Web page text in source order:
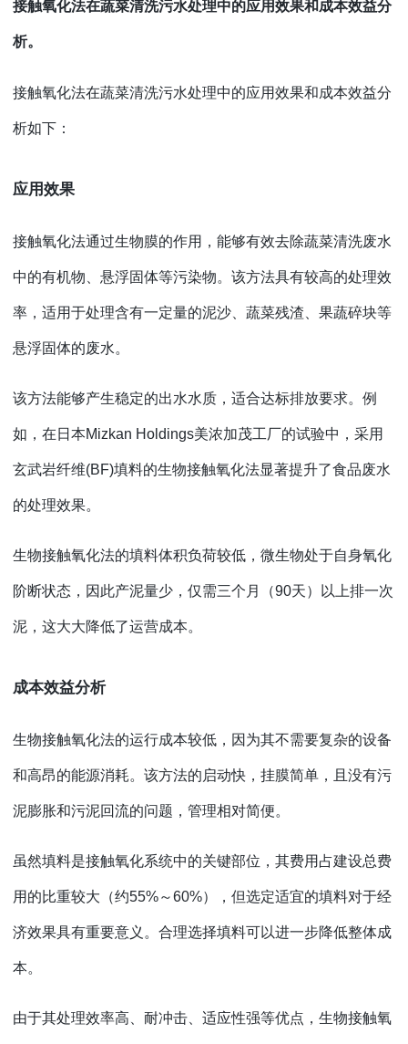
接触氧化法在蔬菜清洗污水处理中的应用效果和成本效益分
析。
接触氧化法在蔬菜清洗污水处理中的应用效果和成本效益分
析如下：
应用效果
接触氧化法通过生物膜的作用，能够有效去除蔬菜清洗废水
中的有机物、悬浮固体等污染物。该方法具有较高的处理效
率，适用于处理含有一定量的泥沙、蔬菜残渣、果蔬碎块等
悬浮固体的废水。
该方法能够产生稳定的出水水质，适合达标排放要求。例
如，在日本Mizkan Holdings美浓加茂工厂的试验中，采用
玄武岩纤维(BF)填料的生物接触氧化法显著提升了食品废水
的处理效果。
生物接触氧化法的填料体积负荷较低，微生物处于自身氧化
阶断状态，因此产泥量少，仅需三个月（90天）以上排一次
泥，这大大降低了运营成本。
成本效益分析
生物接触氧化法的运行成本较低，因为其不需要复杂的设备
和高昂的能源消耗。该方法的启动快，挂膜简单，且没有污
泥膨胀和污泥回流的问题，管理相对简便。
虽然填料是接触氧化系统中的关键部位，其费用占建设总费
用的比重较大（约55%～60%），但选定适宜的填料对于经
济效果具有重要意义。合理选择填料可以进一步降低整体成
本。
由于其处理效率高、耐冲击、适应性强等优点，生物接触氧